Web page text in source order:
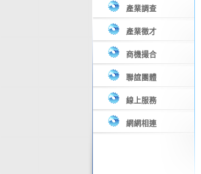
產業調查
產業徵才
商機撮合
聯誼團體
線上服務
網網相連